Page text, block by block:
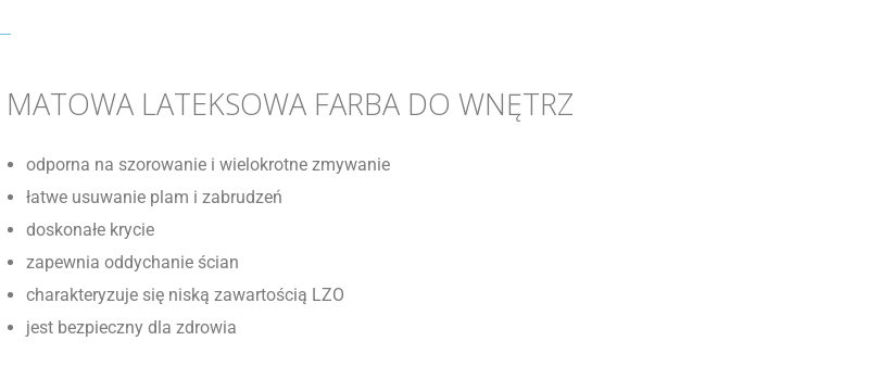
MATOWA LATEKSOWA FARBA DO WNĘTRZ
odporna na szorowanie i wielokrotne zmywanie
łatwe usuwanie plam i zabrudzeń
doskonałe krycie
zapewnia oddychanie ścian
charakteryzuje się niską zawartością LZO
jest bezpieczny dla zdrowia